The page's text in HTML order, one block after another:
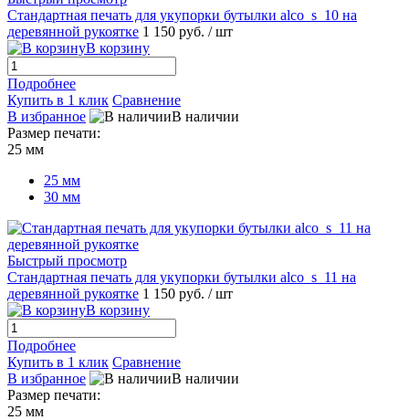
Стандартная печать для укупорки бутылки alco_s_10 на
деревянной рукоятке 1 150 руб. / шт
В корзину
Подробнее
Купить в 1 клик Сравнение
В избранное
В наличии
Размер печати:
25 мм
25 мм
30 мм
Быстрый просмотр
Стандартная печать для укупорки бутылки alco_s_11 на
деревянной рукоятке 1 150 руб. / шт
В корзину
Подробнее
Купить в 1 клик Сравнение
В избранное
В наличии
Размер печати:
25 мм